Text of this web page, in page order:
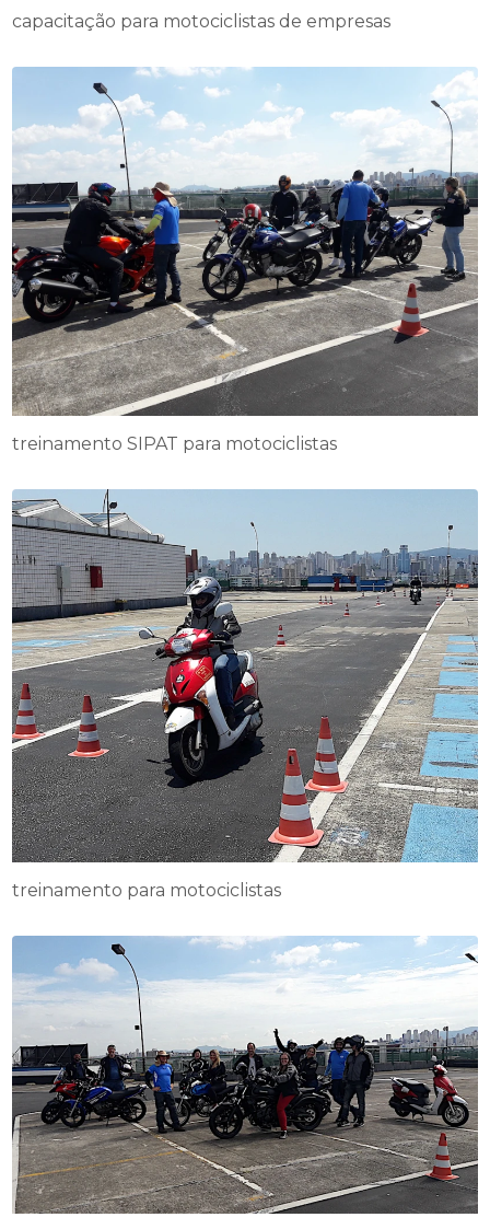
capacitação para motociclistas de empresas
treinamento SIPAT para motociclistas
treinamento para motociclistas